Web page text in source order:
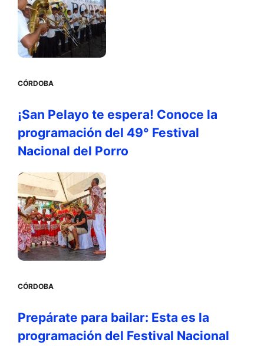
CÓRDOBA
¡San Pelayo te espera! Conoce la
programación del 49° Festival
Nacional del Porro
CÓRDOBA
Prepárate para bailar: Esta es la
programación del Festival Nacional